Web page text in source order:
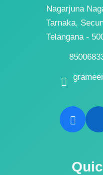
Nagarjuna
Tarnaka,
Telangana -